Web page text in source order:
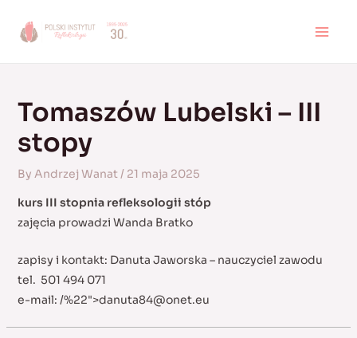
Tomaszów Lubelski – III
stopy
By Andrzej Wanat/ 21 maja 2025
kurs III stopnia refleksologii stóp
zajęcia prowadzi Wanda Bratko
zapisy i kontakt: Danuta Jaworska – nauczyciel zawodu
tel. 501 494 071
e-mail: /%22">danuta84@onet.eu